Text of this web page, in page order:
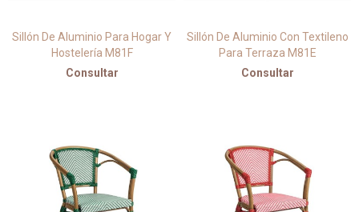
Sillón De Aluminio Para Hogar Y
Hostelería M81F
Consultar
Sillón De Aluminio Con Textileno
Para Terraza M81E
Consultar